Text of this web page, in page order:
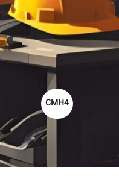
خانه محصولات
CMH4